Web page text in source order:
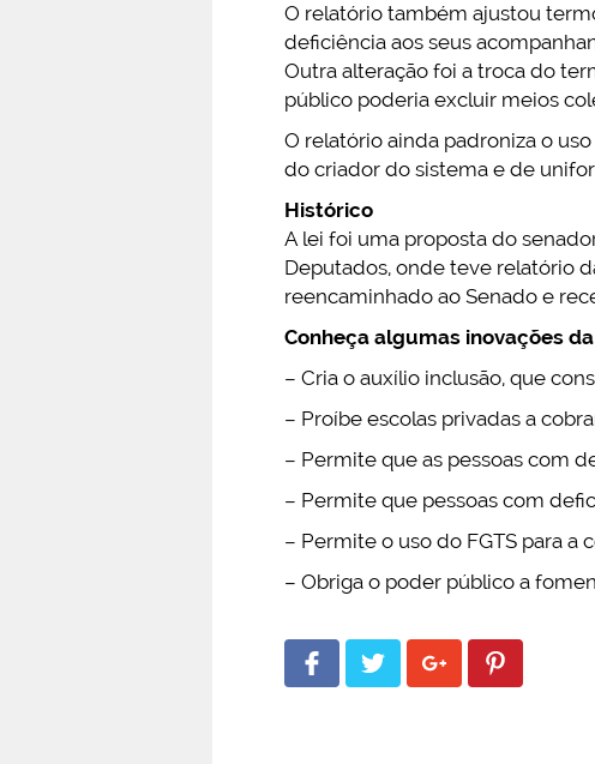
O relatório também ajustou
deficiência aos seus
Outra alteração foi a troca do
público poderia excluir meios
O relatório ainda padroniza o
do criador do sistema e de
Histórico
A lei foi uma proposta do
Deputados, onde teve relatório
reencaminhado ao Senado e
Conheça algumas inovações
– Cria o auxílio inclusão, que
– Proíbe escolas privadas a
– Permite que as pessoas com
– Permite que pessoas com
– Permite o uso do FGTS para a
– Obriga o poder público a